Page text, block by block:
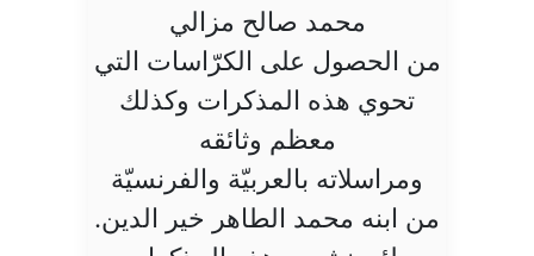
محمد صالح مزالي
من الحصول على الكرّاسات التي
تحوي هذه المذكرات وكذلك
معظم وثائقه
ومراسلاته بالعربيّة والفرنسيّة
من ابنه محمد الطاهر خير الدين.